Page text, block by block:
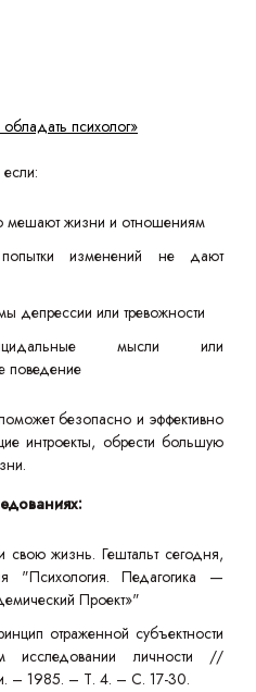
психолог»
мешают жизни и отношениям
попытки изменений не дают
депрессии или тревожности
мысли или
поведение
безопасно и эффективно
интроекты, обрести большую
жизнь. Гештальт сегодня,
"Психология. Педагогика —
Проект»"
отраженной субъектности
исследовании личности //
– 1985. – Т. 4. – С. 17-30.